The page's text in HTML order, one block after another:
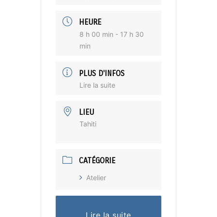
HEURE
8 h 00 min - 17 h 30
min
PLUS D'INFOS
Lire la suite
LIEU
Tahiti
CATÉGORIE
Atelier
Lire la suite